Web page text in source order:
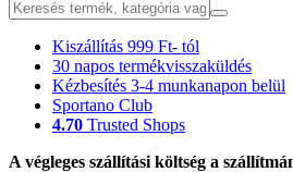
Kiszállítás 999 Ft- tól
30 napos termékvisszaküldés
Kézbesítés 3-4 munkanapon belül
Sportano Club
4.70 Trusted Shops
A végleges szállítási költség a